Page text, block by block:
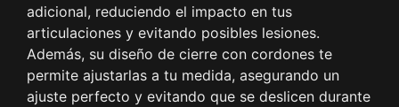
adicional, reduciendo el impacto en tus
articulaciones y evitando posibles lesiones.
Además, su diseño de cierre con cordones te
permite ajustarlas a tu medida, asegurando un
ajuste perfecto y evitando que se deslicen durante